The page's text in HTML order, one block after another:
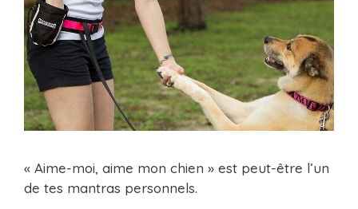
« Aime-moi, aime mon chien » est peut-être l’un
de tes mantras personnels.